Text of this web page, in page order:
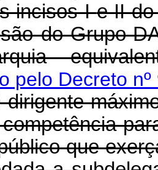
incisos Ie II
do Grupo-
pelo Decreto
que